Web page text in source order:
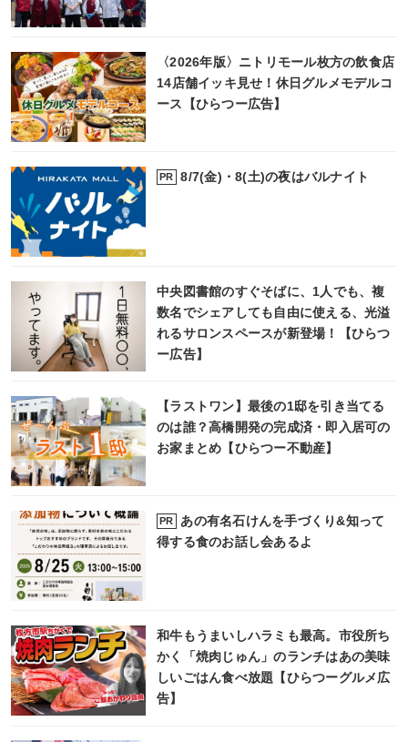
〈2026年版〉ニトリモール枚方の飲食店
14店舗イッキ見せ！休日グルメモデルコ
ース【ひらつー広告】
PR 8/7(金)・8(土)の夜はバルナイト
中央図書館のすぐそばに、1人でも、複
数名でシェアしても自由に使える、光溢
れるサロンスペースが新登場！【ひらつ
ー広告】
【ラストワン】最後の1邸を引き当てる
のは誰？高橋開発の完成済・即入居可の
お家まとめ【ひらつー不動産】
PR
あの有名石けんを手づくり&知って
得する食のお話し会あるよ
和牛もうまいしハラミも最高。市役所ち
かく「焼肉じゅん」のランチはあの美味
しいごはん食べ放題【ひらつーグルメ広
告】